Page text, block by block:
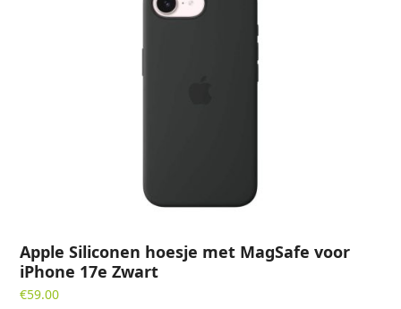
Apple Siliconen hoesje met MagSafe voor
iPhone 17e Zwart
€59.00